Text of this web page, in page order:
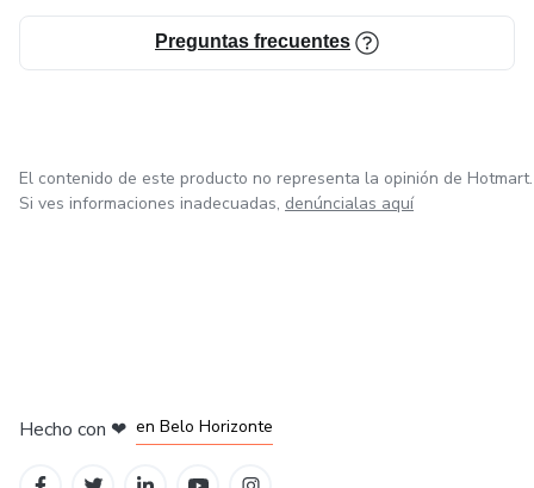
Preguntas frecuentes
El contenido de este producto no representa la opinión de Hotmart.
Si ves informaciones inadecuadas, denúncialas aquí
Hecho con ❤ en Belo Horizonte